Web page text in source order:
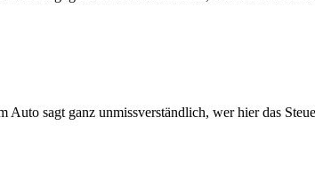
Auto sagt ganz unmissverständlich, wer hier das